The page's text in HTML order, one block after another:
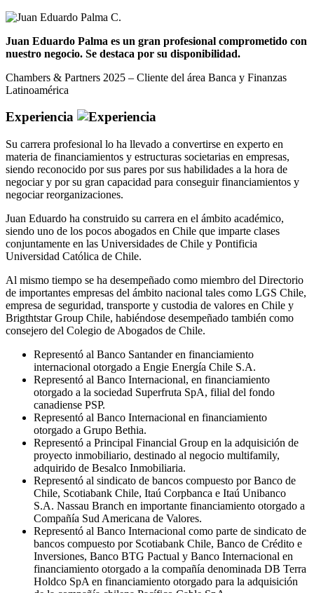
Juan Eduardo Palma es un gran profesional comprometido con
nuestro negocio. Se destaca por su disponibilidad.
Chambers & Partners 2025 – Cliente del área Banca y Finanzas
Latinoamérica
Experiencia
Su carrera profesional lo ha llevado a convertirse en experto en
materia de financiamientos y estructuras societarias en empresas,
siendo reconocido por sus pares por sus habilidades a la hora de
negociar y por su gran capacidad para conseguir financiamientos y
negociar reorganizaciones.
Juan Eduardo ha construido su carrera en el ámbito académico,
siendo uno de los pocos abogados en Chile que imparte clases
conjuntamente en las Universidades de Chile y Pontificia
Universidad Católica de Chile.
Al mismo tiempo se ha desempeñado como miembro del Directorio
de importantes empresas del ámbito nacional tales como LGS Chile,
empresa de seguridad, transporte y custodia de valores en Chile y
Brigthtstar Group Chile, habiéndose desempeñado también como
consejero del Colegio de Abogados de Chile.
Representó al Banco Santander en financiamiento
internacional otorgado a Engie Energía Chile S.A.
Representó al Banco Internacional, en financiamiento
otorgado a la sociedad Superfruta SpA, filial del fondo
canadiense PSP.
Representó al Banco Internacional en financiamiento
otorgado a Grupo Bethia.
Representó a Principal Financial Group en la adquisición de
proyecto inmobiliario, destinado al negocio multifamily,
adquirido de Besalco Inmobiliaria.
Representó al sindicato de bancos compuesto por Banco de
Chile, Scotiabank Chile, Itaú Corpbanca e Itaú Unibanco
S.A. Nassau Branch en importante financiamiento otorgado a
Compañía Sud Americana de Valores.
Representó al Banco Internacional como parte de sindicato de
bancos compuesto por Scotiabank Chile, Banco de Crédito e
Inversiones, Banco BTG Pactual y Banco Internacional en
financiamiento otorgado a la compañía denominada DB Terra
Holdco SpA en financiamiento otorgado para la adquisición